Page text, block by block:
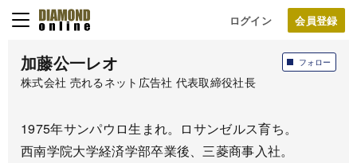
ログイン
フォロー
加藤公一レオ
株式会社 売れるネット広告社 代表取締役社長
1975年サンパウロ生まれ。ロサンゼルス育ち。
西南学院大学経済学部卒業後、三菱商事入社。